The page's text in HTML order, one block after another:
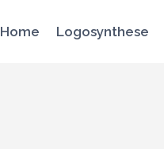
Home Logosynthese